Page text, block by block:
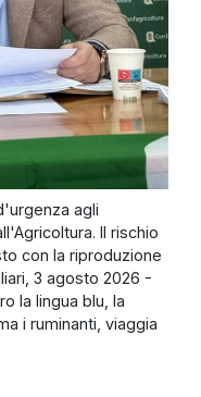
agli
Il rischio
con la riproduzione
3 agosto 2026 -
la lingua blu, la
i ruminanti, viaggia